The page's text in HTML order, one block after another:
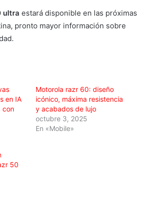
ultra estará disponible en las próximas
pronto mayor información sobre
en IA
con
Motorola razr 60: diseño
icónico, máxima resistencia
y acabados de lujo
octubre 3, 2025
En «Mobile»
50